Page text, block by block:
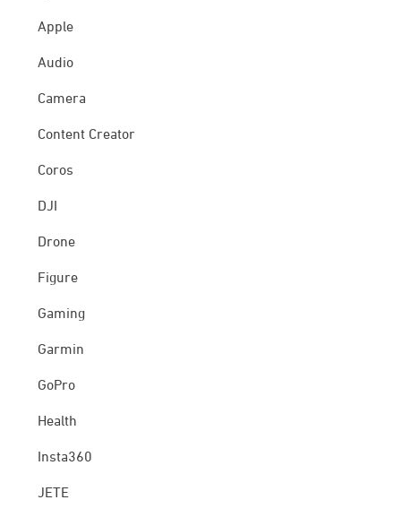
Apple
Audio
Camera
Content Creator
Coros
DJI
Drone
Figure
Gaming
Garmin
GoPro
Health
Insta360
JETE